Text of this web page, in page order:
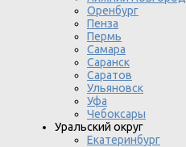
Оренбург
Пенза
Пермь
Самара
Саранск
Саратов
Ульяновск
Уфа
Чебоксары
Уральский округ
Екатеринбург